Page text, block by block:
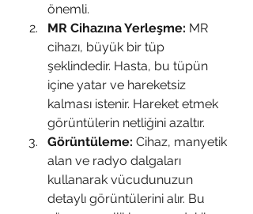
önemli.
MR Cihazına Yerleşme: MR
cihazı, büyük bir tüp
şeklindedir. Hasta, bu tüpün
içine yatar ve hareketsiz
kalması istenir. Hareket etmek
görüntülerin netliğini azaltır.
Görüntüleme: Cihaz, manyetik
alan ve radyo dalgaları
kullanarak vücudunuzun
detaylı görüntülerini alır. Bu